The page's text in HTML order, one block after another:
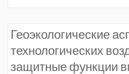
Геоэкологические
технологических
защитные функции